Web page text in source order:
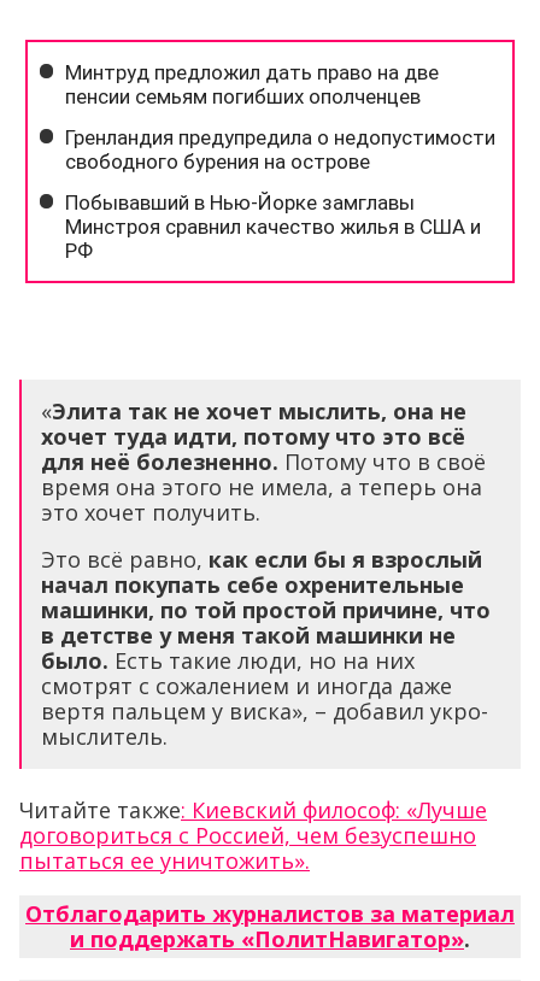
«Элита так не хочет мыслить, она не
хочет туда идти, потому что это всё
для неё болезненно. Потому что в своё
время она этого не имела, а теперь она
это хочет получить.
Это всё равно, как если бы я взрослый
начал покупать себе охренительные
машинки, по той простой причине, что
в детстве у меня такой машинки не
было. Есть такие люди, но на них
смотрят с сожалением и иногда даже
вертя пальцем у виска», – добавил укро-
мыслитель.
Читайте также: Киевский философ: «Лучше
договориться с Россией, чем безуспешно
пытаться ее уничтожить».
Отблагодарить журналистов за материал
и поддержать «ПолитНавигатор».